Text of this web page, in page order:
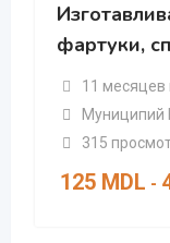
фартуки,
11 месяцев
Муниципий
315
125 MDL -